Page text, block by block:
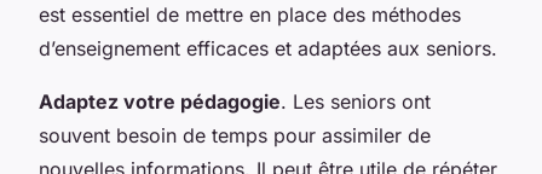
est essentiel de mettre en place des méthodes
d’enseignement efficaces et adaptées aux seniors.
Adaptez votre pédagogie. Les seniors ont
souvent besoin de temps pour assimiler de
nouvelles informations. Il peut être utile de répéter